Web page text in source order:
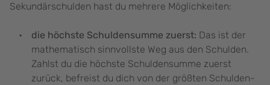
Sekundärschulden hast du mehrere Möglichkeiten:
die höchste Schuldensumme zuerst: Das ist der
mathematisch sinnvollste Weg aus den Schulden.
Zahlst du die höchste Schuldensumme zuerst
zurück, befreist du dich von der größten Schulden-